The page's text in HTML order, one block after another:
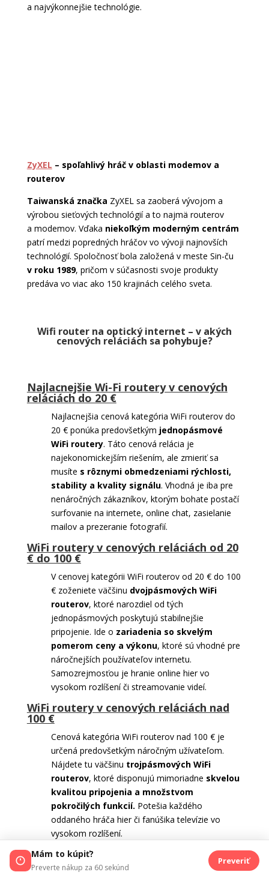
a najvýkonnejšie technológie.
ZyXEL – spoľahlivý hráč v oblasti modemov a
routerov
Taiwanská značka ZyXEL sa zaoberá vývojom a
výrobou sieťových technológií a to najmä routerov
a modemov. Vďaka niekoľkým moderným centrám
patrí medzi popredných hráčov vo vývoji najnovších
technológií. Spoločnosť bola založená v meste Sin-ču
v roku 1989, pričom v súčasnosti svoje produkty
predáva vo viac ako 150 krajinách celého sveta.
Wifi router na optický internet – v akých
cenových reláciách sa pohybuje?
Najlacnejšie Wi-Fi routery v cenových
reláciách do 20 €
Najlacnejšia cenová kategória WiFi routerov do
20 € ponúka predovšetkým jednopásmové
WiFi routery. Táto cenová relácia je
najekonomickejším riešením, ale zmieriť sa
musíte s rôznymi obmedzeniami rýchlosti,
stability a kvality signálu. Vhodná je iba pre
nenáročných zákazníkov, ktorým bohate postačí
surfovanie na internete, online chat, zasielanie
mailov a prezeranie fotografií.
WiFi routery v cenových reláciách od 20
€ do 100 €
V cenovej kategórii WiFi routerov od 20 € do 100
€ zoženiete väčšinu dvojpásmových WiFi
routerov, ktoré narozdiel od tých
jednopásmových poskytujú stabilnejšie
pripojenie. Ide o zariadenia so skvelým
pomerom ceny a výkonu, ktoré sú vhodné pre
náročnejších používateľov internetu.
Samozrejmosťou je hranie online hier vo
vysokom rozlíšení či streamovanie videí.
WiFi routery v cenových reláciách nad
100 €
Cenová kategória WiFi routerov nad 100 € je
určená predovšetkým náročným užívateľom.
Nájdete tu väčšinu trojpásmových WiFi
routerov, ktoré disponujú mimoriadne skvelou
kvalitou pripojenia a množstvom
pokročilých funkcií. Potešia každého
oddaného hráča hier či fanúšika televízie vo
vysokom rozlíšení.
WiFi routery v cenových reláciách nad
750 €
Mám to kúpiť?
Preverte nákup za 60 sekúnd
Preveriť